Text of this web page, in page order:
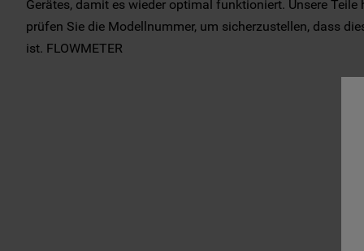
Gerätes, damit es wieder optimal funktioniert. Unsere
prüfen Sie die Modellnummer, um sicherzustellen, dass
ist. FLOWMETER